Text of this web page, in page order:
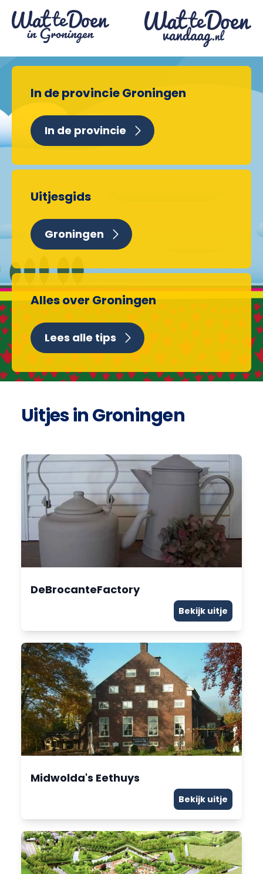
In de provincie Groningen
In de provincie
Uitjesgids
Groningen
Alles over Groningen
Lees alle tips
Uitjes in Groningen
DeBrocanteFactory
Bekijk uitje
Midwolda's Eethuys
Bekijk uitje